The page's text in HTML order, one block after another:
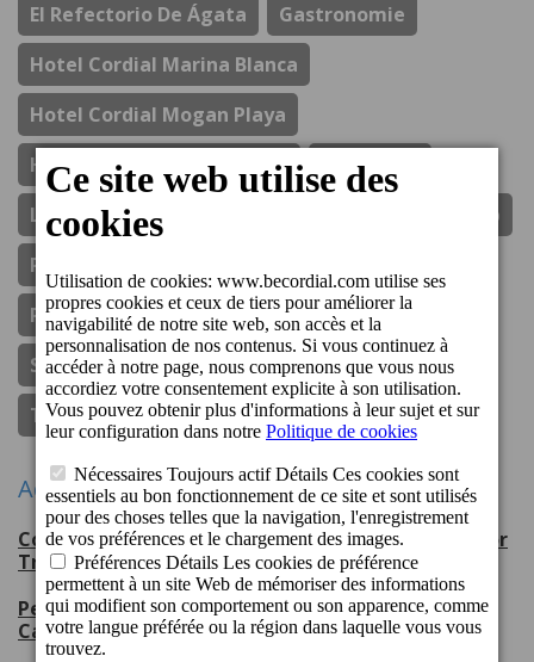
El Refectorio De Ágata
Gastronomie
Hotel Cordial Marina Blanca
Hotel Cordial Mogan Playa
Hotel Cordial Vista Acuario
Lanzarote
Los Guayres
Perchel Beach Club
Prix
Responsabilité Sociale Des Entreprises
Spa & Wellness
Sponsoring Sportif
Thebrightside.travel
Vegueta-Triana
Actions récentes
Cordial Hotels & Resorts receives eight Tripadvisor
Travellers’ Choice Awards 2026
Perchel Beach Club, escenario inaugural de Gran
Canaria Swim Week 2026